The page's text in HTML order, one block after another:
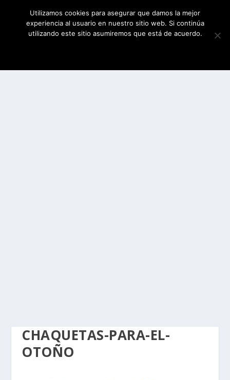
CHAQUETAS-PARA-EL-
OTOÑO
Utilizamos cookies para asegurar que damos la mejor
experiencia al usuario en nuestro sitio web. Si continúa
utilizando este sitio asumiremos que está de acuerdo.